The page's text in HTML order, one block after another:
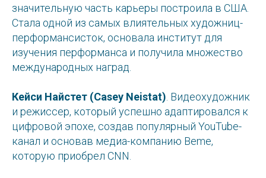
значительную часть карьеры построила в США.
Стала одной из самых влиятельных художниц-
перформансисток, основала институт для
изучения перформанса и получила множество
международных наград.
Кейси Найстет (Casey Neistat) . Видеохудожник
и режиссер, который успешно адаптировался к
цифровой эпохе, создав популярный YouTube-
канал и основав медиа-компанию Beme,
которую приобрел CNN.